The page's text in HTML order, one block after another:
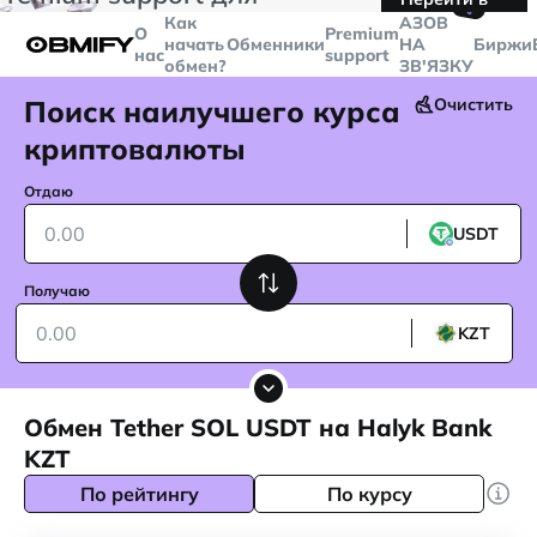
больше
$5000
Telegram
О
нас
Как
начать
обмен?
ОбменникиPremium
support
🤙
AЗОВ
НА
ЗВ'ЯЗКУ
Биржи
Поиск наилучшего курса
криптовалюты
Очистить
Отдаю
USDT
Получаю
KZT
Обмен Tether SOL USDT на Halyk Bank
KZT
По рейтингу По курсу